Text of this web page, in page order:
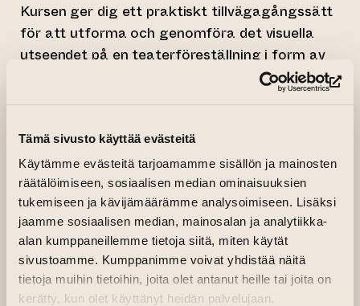
Tämä sivusto käyttää evästeitä
Käytämme evästeitä tarjoamamme sisällön ja mainosten
räätälöimiseen, sosiaalisen median ominaisuuksien
tukemiseen ja kävijämäärämme analysoimiseen. Lisäksi
jaamme sosiaalisen median, mainosalan ja analytiikka-
alan kumppaneillemme tietoja siitä, miten käytät
sivustoamme. Kumppanimme voivat yhdistää näitä
tietoja muihin tietoihin, joita olet antanut heille tai joita on
kerätty, kun olet käyttänyt heidän palvelujaan.
Kursen ger dig ett praktiskt tillvägagångssätt
för att utforma och genomföra det visuella
utseendet på en teaterföreställning i form av
ljusdesign. Undervisningen fokuserar på att
välja rätt besättningar och ljusriktningar för
programmera den färdiga föreställningen.
Förutom tekniska färdigheter kommer kursen
att utveckla ditt konstnärliga tänkande och din
förmåga att tänka på föreställningar som
multikonstnärliga och flerdelade helheter.
Kursen är avsedd för dem som redan har en
viss förståelse för teaterteknik och i synnerhet
för dem som gick TYT:s grundkurs i ljusdesign